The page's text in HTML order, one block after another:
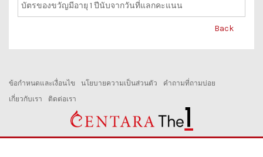
บัตรของขวัญมีอายุ 1 ปีนับจากวันที่แลกคะแนน
Back
ข้อกำหนดและเงื่อนไข นโยบายความเป็นส่วนตัว
คำถามที่ถามบ่อย
เกี่ยวกับเรา
ติดต่อเรา